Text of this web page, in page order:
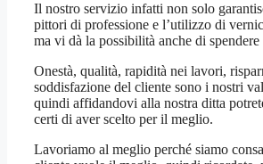
Il nostro servizio infatti non solo
pittori di professione e l’utilizzo di
ma vi dà la possibilità anche di spendere
Onestà, qualità, rapidità nei lavori,
soddisfazione del cliente sono i nostri
quindi affidandovi alla nostra ditta
certi di aver scelto per il meglio.
Lavoriamo al meglio perché siamo